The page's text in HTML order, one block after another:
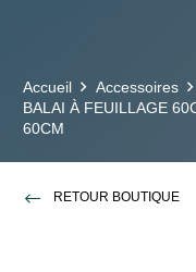
Accueil
Accessoires
BALAI À FEUILLAGE
60CM
RETOUR BOUTIQUE